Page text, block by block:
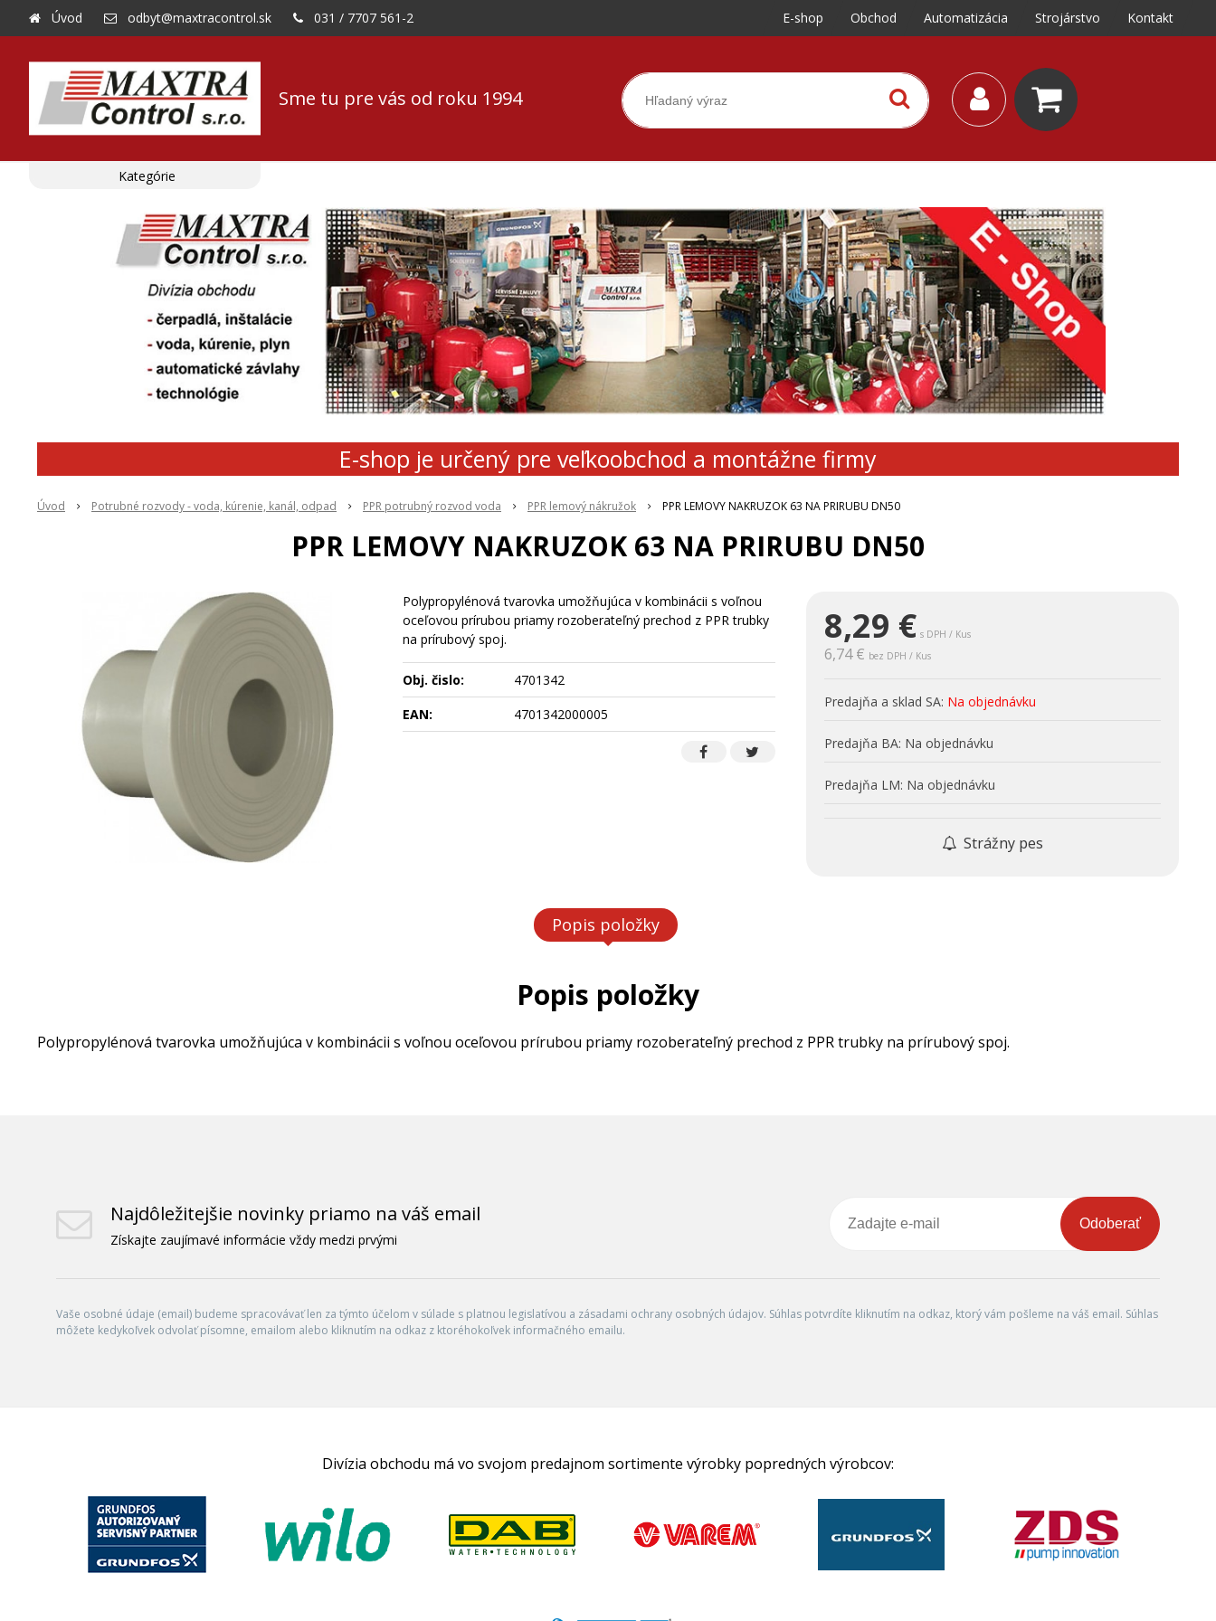
Sme tu pre vás od roku 1994
Úvod odbyt@maxtracontrol.sk 031 / 7707 561-2 E-shop Obchod Automatizácia Strojárstvo Kontakt
E-shop je určený pre veľkoobchod a montážne firmy
Úvod Potrubné rozvody - voda, kúrenie, kanál, odpad PPR potrubný rozvod voda PPR lemový nákružok PPR LEMOVY NAKRUZOK 63 NA PRIRUBU DN50
PPR LEMOVY NAKRUZOK 63 NA PRIRUBU DN50
8,29 € s DPH / Kus
6,74 € bez DPH / Kus
Predajňa a sklad SA: Na objednávku
Predajňa BA: Na objednávku
Predajňa LM: Na objednávku
Strážny pes
Polypropylénová tvarovka umožňujúca v kombinácii s voľnou
oceľovou prírubou priamy rozoberateľný prechod z PPR trubky
na prírubový spoj.
Obj. čislo:
4701342
EAN:
4701342000005
Popis položky
Popis položky
Polypropylénová tvarovka umožňujúca v kombinácii s voľnou oceľovou prírubou priamy rozoberateľný prechod z PPR trubky na prírubový spoj.
Kategórie
Najdôležitejšie novinky priamo na váš email
Získajte zaujímavé informácie vždy medzi prvými
Odoberať
Vaše osobné údaje (email) budeme spracovávať len za týmto účelom v súlade s platnou legislatívou a zásadami ochrany osobných údajov. Súhlas potvrdíte kliknutím na odkaz, ktorý vám pošleme na váš email. Súhlas
môžete kedykoľvek odvolať písomne, emailom alebo kliknutím na odkaz z ktoréhokoľvek informačného emailu.
Divízia obchodu má vo svojom predajnom sortimente výrobky popredných výrobcov: